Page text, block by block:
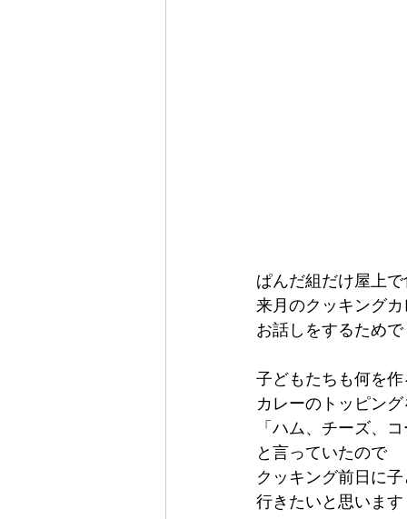
ぱんだ組だけ屋上
来月のクッキング
お話しをするため
子どもたちも何を
カレーのトッピング
「ハム、チーズ、コ
と言っていたので
クッキング前日に
行きたいと思います